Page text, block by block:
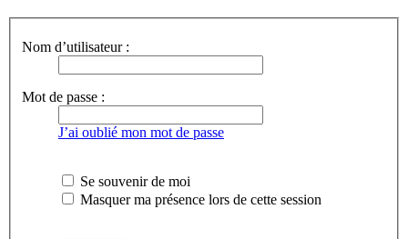
Nom d’utilisateur :
Mot de passe :
J’ai oublié mon mot de passe
Se souvenir de moi
Masquer ma présence lors de cette session